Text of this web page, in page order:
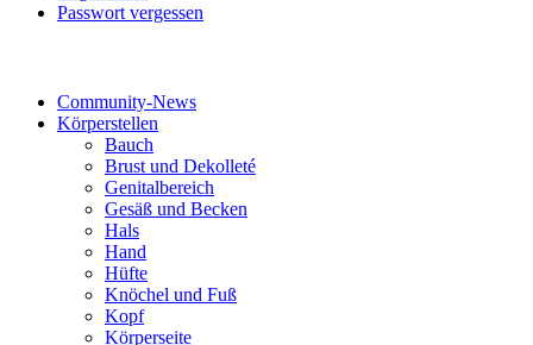
Passwort vergessen
Community-News
Körperstellen
Bauch
Brust und Dekolleté
Genitalbereich
Gesäß und Becken
Hals
Hand
Hüfte
Knöchel und Fuß
Kopf
Körperseite